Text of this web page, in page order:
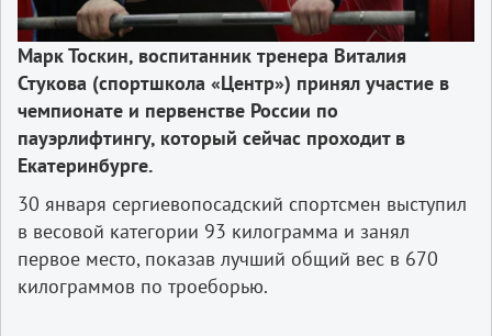
Марк Тоскин, воспитанник тренера Виталия
Стукова (спортшкола «Центр») принял участие в
чемпионате и первенстве России по
пауэрлифтингу, который сейчас проходит в
Екатеринбурге.
30 января сергиевопосадский спортсмен выступил
в весовой категории 93 килограмма и занял
первое место, показав лучший общий вес в 670
килограммов по троеборью.